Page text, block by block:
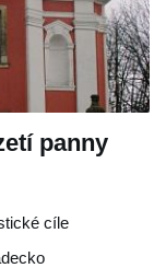
panny
cíle